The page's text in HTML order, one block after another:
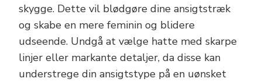
skygge. Dette vil blødgøre dine ansigtstræk
og skabe en mere feminin og blidere
udseende. Undgå at vælge hatte med skarpe
linjer eller markante detaljer, da disse kan
understrege din ansigtstype på en uønsket